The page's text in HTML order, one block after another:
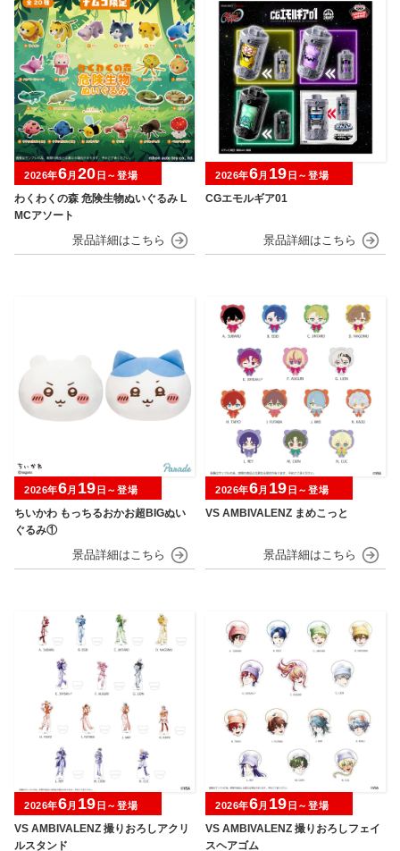
わくわくの森 危険生物ぬいぐるみ L
MCアソート
2026年6月 20 日～登場
CGエモルギア01
2026年6月 19 日～登場
ちいかわ もっちるおかお超BIGぬい
ぐるみ①
2026年6月 19 日～登場
VS AMBIVALENZ まめこっと
2026年6月 19 日～登場
VS AMBIVALENZ 撮りおろしアクリ
ルスタンド
2026年6月 19 日～登場
VS AMBIVALENZ 撮りおろしフェイ
スヘアゴム
2026年6月 19 日～登場